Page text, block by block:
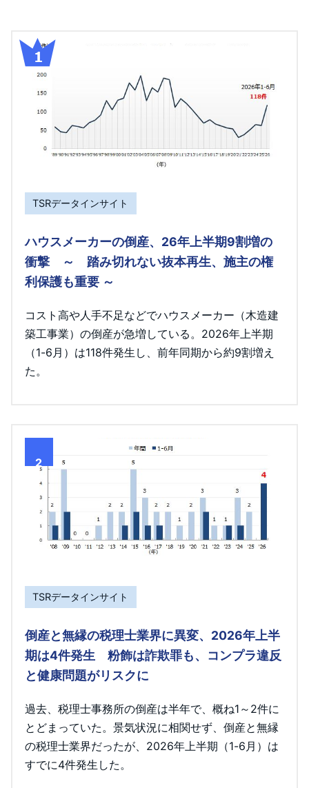
TSRデータインサイト
ハウスメーカーの倒産、26年上半期9割増の
衝撃 ～ 踏み切れない抜本再生、施主の権
利保護も重要 ～
コスト高や人手不足などでハウスメーカー（木造建
築工事業）の倒産が急増している。2026年上半期
（1-6月）は118件発生し、前年同期から約9割増え
た。
2
TSRデータインサイト
倒産と無縁の税理士業界に異変、2026年上半
期は4件発生 粉飾は詐欺罪も、コンプラ違反
と健康問題がリスクに
過去、税理士事務所の倒産は半年で、概ね1～2件に
とどまっていた。景気状況に相関せず、倒産と無縁
の税理士業界だったが、2026年上半期（1-6月）は
すでに4件発生した。